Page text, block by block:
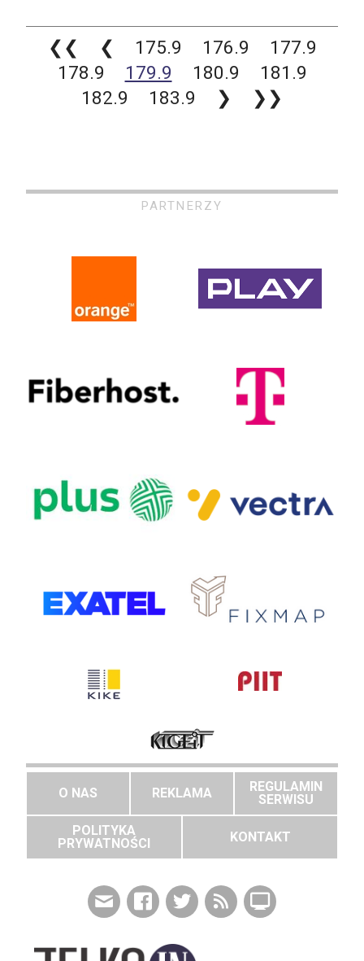
❮❮ ❮ 175.9 176.9
177.9
178.9
179.9 180.9
181.9
182.9
183.9 ❯ ❯❯
PARTNERZY
O NAS REKLAMA
REGULAMIN
SERWISU
POLITYKA
PRYWATNOŚCI
KONTAKT